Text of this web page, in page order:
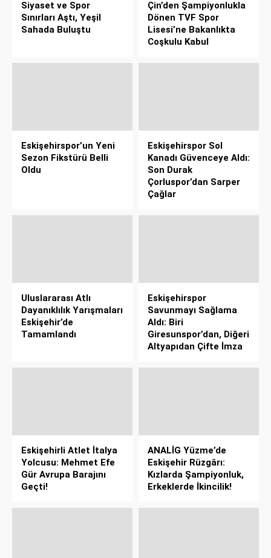
Siyaset ve Spor
Sınırları Aştı, Yeşil
Sahada Buluştu
Çin’den Şampiyonlukla
Dönen TVF Spor
Lisesi’ne Bakanlıkta
Coşkulu Kabul
Eskişehirspor’un Yeni
Sezon Fikstürü Belli
Oldu
Eskişehirspor Sol
Kanadı Güvenceye Aldı:
Son Durak
Çorluspor’dan Sarper
Çağlar
Uluslararası Atlı
Dayanıklılık Yarışmaları
Eskişehir’de
Tamamlandı
Eskişehirspor
Savunmayı Sağlama
Aldı: Biri
Giresunspor’dan, Diğeri
Altyapıdan Çifte İmza
Eskişehirli Atlet İtalya
Yolcusu: Mehmet Efe
Gür Avrupa Barajını
Geçti!
ANALİG Yüzme’de
Eskişehir Rüzgârı:
Kızlarda Şampiyonluk,
Erkeklerde İkincilik!